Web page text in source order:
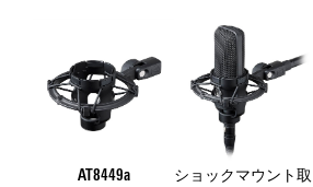
AT8449a
ショックマウント取